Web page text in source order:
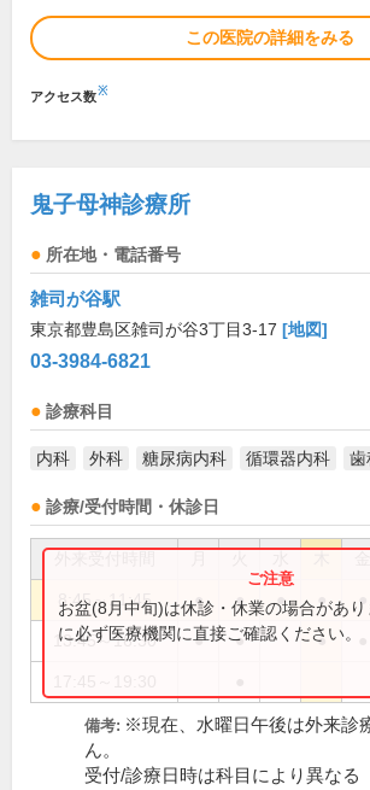
この医院の詳細をみる
アクセス数※
鬼子母神診療所
所在地・電話番号
雑司が谷駅
東京都豊島区雑司が谷3丁目3-17 [地図]
03-3984-6821
診療科目
内科 外科 糖尿病内科 循環器内科 歯
診療/受付時間・休診日
8:45～11:45 ● ● ● ● ●
13:45～16:30 ● ● ●
お盆(8月中旬)は休診・休業の場合があ
に必ず医療機関に直接ご確認ください。
備考: ※現在、水曜日午後は外来診
ん。
受付/診療日時は科目により異なる